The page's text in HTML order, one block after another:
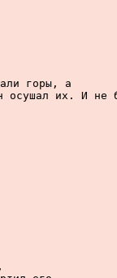
горы, а
осушал их. И не